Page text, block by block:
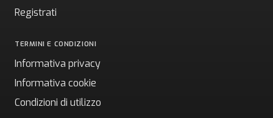
Registrati
TERMINI E CONDIZIONI
Informativa privacy
Informativa cookie
Condizioni di utilizzo